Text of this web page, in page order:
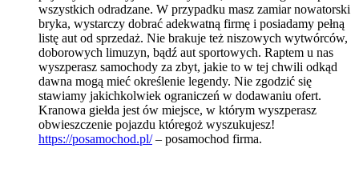
wszystkich odradzane. W przypadku masz zamiar nowatorski
bryka, wystarczy dobrać adekwatną firmę i posiadamy pełną
listę aut od sprzedaż. Nie brakuje też niszowych wytwórców,
doborowych limuzyn, bądź aut sportowych. Raptem u nas
wyszperasz samochody za zbyt, jakie to w tej chwili odkąd
dawna mogą mieć określenie legendy. Nie zgodzić się
stawiamy jakichkolwiek ograniczeń w dodawaniu ofert.
Kranowa giełda jest ów miejsce, w którym wyszperasz
obwieszczenie pojazdu któregoż wyszukujesz!
https://posamochod.pl/– posamochod firma.